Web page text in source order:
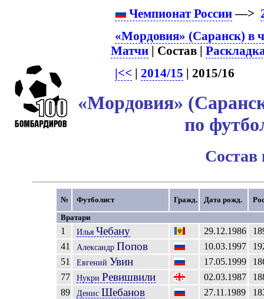
Чемпионат России—>
«Мордовия» (Саранск) в
Матчи | Состав |
|<< | 2014/15 | 2015/16
«Мордовия»
по
№ Футболист Гражд. Дата рожд.
Вратари
1 Илья Чебану 29.12.1986
41
Александр Попов 10.03.1997
51
Евгений Увин 17.05.1999
77
Нукри Ревишвили 02.03.1987
89
Денис Шебанов 27.11.1989